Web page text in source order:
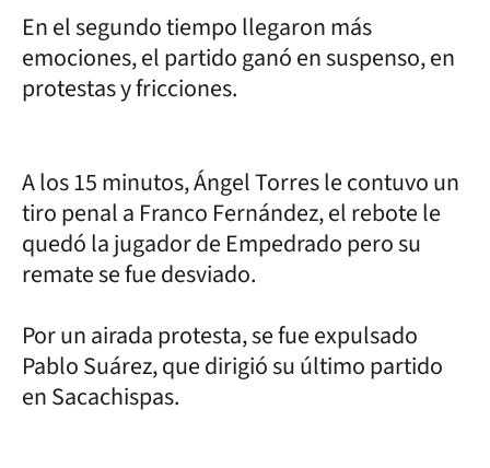
En el segundo tiempo llegaron más
emociones, el partido ganó en suspenso, en
protestas y fricciones.
A los 15 minutos, Ángel Torres le contuvo un
tiro penal a Franco Fernández, el rebote le
quedó la jugador de Empedrado pero su
remate se fue desviado.
Por un airada protesta, se fue expulsado
Pablo Suárez, que dirigió su último partido
en Sacachispas.